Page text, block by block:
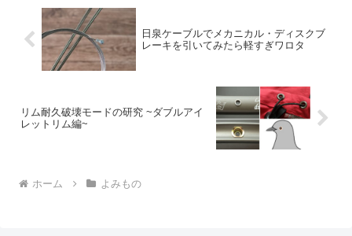
日泉ケーブルでメカニカル・ディスクブ
レーキを引いてみたら軽すぎワロタ
リム耐久破壊モードの研究 ~ダブルアイ
レットリム編~
ホーム よみもの